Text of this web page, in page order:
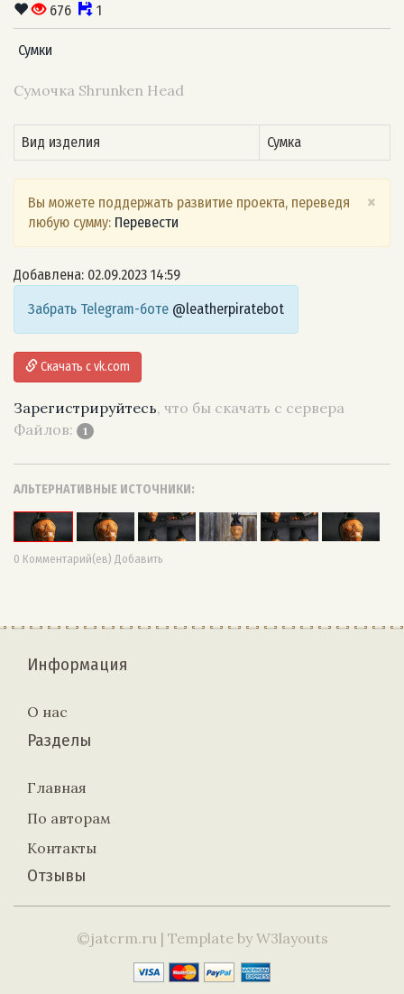
676 1
Сумки
Сумочка Shrunken Head
Вид изделия Сумка
×
Вы можете поддержать развитие проекта, переведя
любую сумму: Перевести
Добавлена: 02.09.2023 14:59
Забрать Telegram-боте @leatherpiratebot
Скачать с vk.com
Зарегистрируйтесь, что бы скачать с сервера
Файлов:
1
АЛЬТЕРНАТИВНЫЕ ИСТОЧНИКИ:
0 Комментарий(ев) Добавить
Информация
О нас
Разделы
Главная
По авторам
Контакты
Отзывы
©jatcrm.ru| Template byW3layouts